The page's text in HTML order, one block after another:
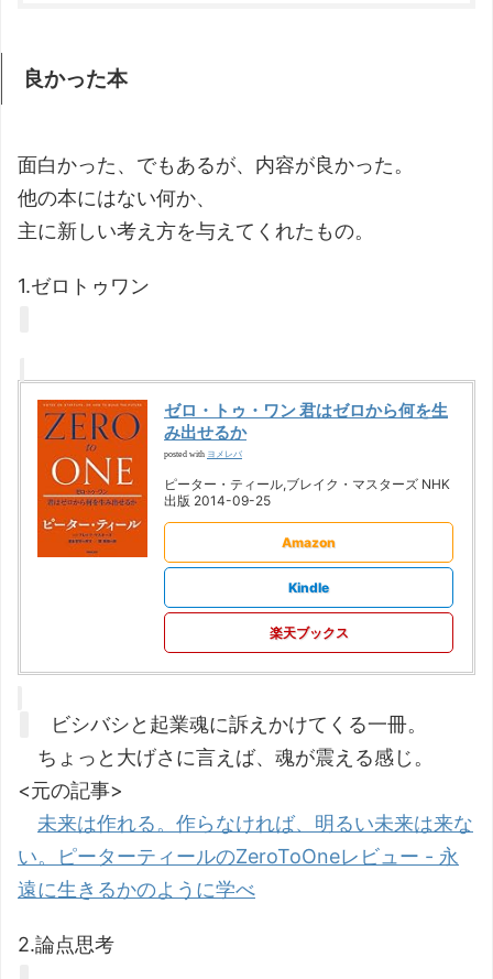
良かった本
面白かった、でもあるが、内容が良かった。
他の本にはない何か、
主に新しい考え方を与えてくれたもの。
1.ゼロトゥワン
ゼロ・トゥ・ワン 君はゼロから何を生
み出せるか
posted with ヨメレバ
ピーター・ティール,ブレイク・マスターズ NHK
出版 2014-09-25
Amazon
Kindle
楽天ブックス
ビシバシと起業魂に訴えかけてくる一冊。
ちょっと大げさに言えば、魂が震える感じ。
<元の記事>
未来は作れる。作らなければ、明るい未来は来な
い。ピーターティールのZeroToOneレビュー - 永
遠に生きるかのように学べ
2.論点思考